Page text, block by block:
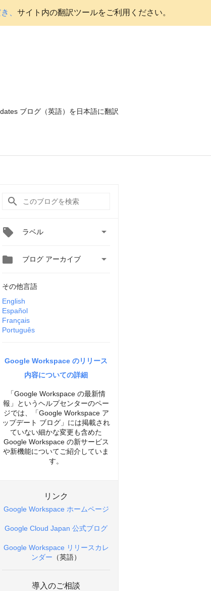
、 サイト内の翻訳ツールをご利用ください。
ブログ（英語）を日本語に翻訳
ラベル 
 ブログ アーカイブ 
その他言語
English
Español
Français
Português
Google Workspace のリリース
内容についての詳細
「Google Workspace の最新情
報」というヘルプセンターのペー
ジでは、「Google Workspace ア
ップデート ブログ」には掲載され
ていない細かな変更も含めた
Google Workspace の新サービス
や新機能についてご紹介していま
す。
リンク
Google Workspace ホームページ
Google Cloud Japan 公式ブログ
Google Workspace リリースカレ
ンダー （英語）
導入のご相談